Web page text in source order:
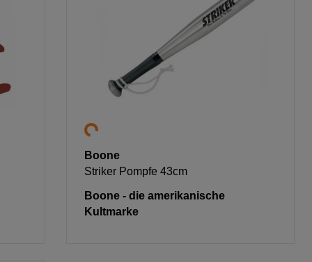
Boone
Striker Pompfe 43cm
Boone - die amerikanische
Kultmarke